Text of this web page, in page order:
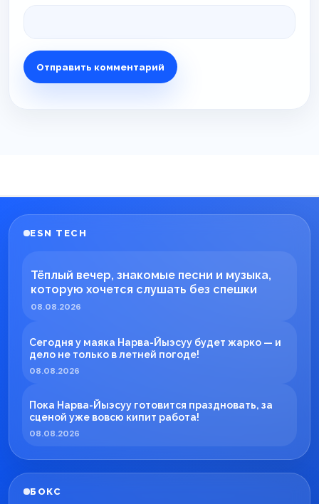
ESN TECH
Тёплый вечер, знакомые песни и музыка,
которую хочется слушать без спешки
08.08.2026
Сегодня у маяка Нарва-Йыэсуу будет жарко — и
дело не только в летней погоде!
08.08.2026
Пока Нарва-Йыэсуу готовится праздновать, за
сценой уже вовсю кипит работа!
08.08.2026
БОКС